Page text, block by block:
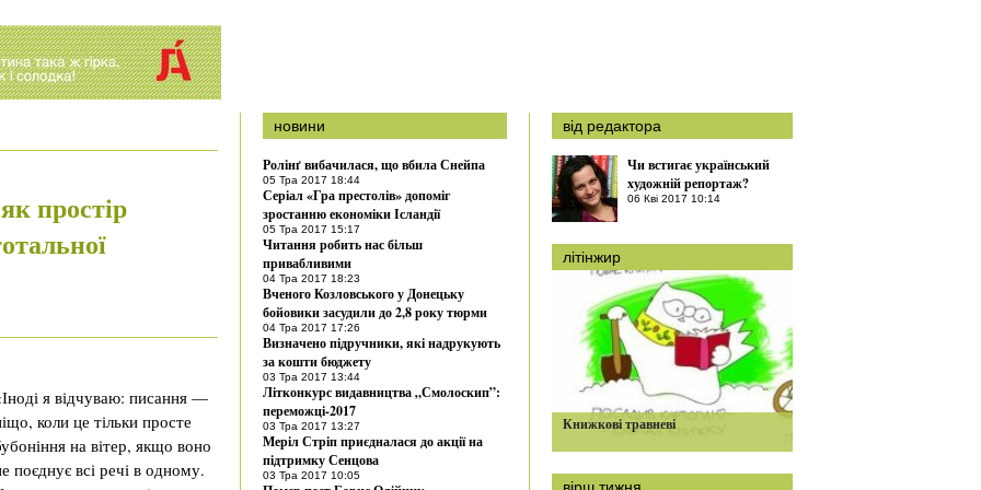
простір
я відчуваю: писання —
коли це тільки просте
на вітер, якщо воно
поєднує всі речі в одному.
новини
Ролінґ вибачилася, що вбила Снейпа
05 Тра 2017 18:44
Серіал «Гра престолів» допоміг
зростанню економіки Ісландії
05 Тра 2017 15:17
Читання робить нас більш
привабливими
04 Тра 2017 18:23
Вченого Козловського у Донецьку
бойовики засудили до 2,8 року тюрми
04 Тра 2017 17:26
Визначено підручники, які надрукують
за кошти бюджету
03 Тра 2017 13:44
Літконкурс видавництва „Смолоскип”:
переможці-2017
03 Тра 2017 13:27
Меріл Стріп приєдналася до акції на
підтримку Сенцова
03 Тра 2017 10:05
від редактора
Чи встигає український
художній репортаж?
06 Кві 2017 10:14
літінжир
Книжкові травневі